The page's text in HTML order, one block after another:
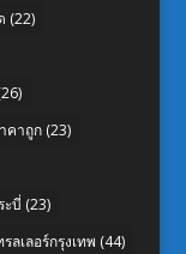
(22)
คาถูก(23)
ะบี่ (23)
ลเลอร์กรุงเทพ (44)